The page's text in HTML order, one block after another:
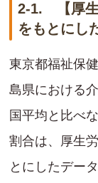
2-1. 【厚生
をもとにし
東京都福祉保
島県における
国平均と比べ
割合は、厚生
とにしたデータ